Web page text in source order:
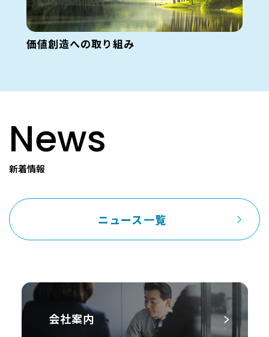
価値創造への取り組み
News
新着情報
ニュース一覧
会社案内